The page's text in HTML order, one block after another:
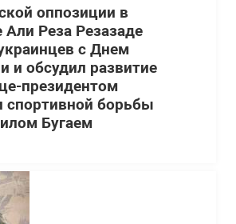
оппозиции в
Али Реза Резазаде
с Днем
и обсудил развитие
президентом
спортивной борьбы
Бугаем